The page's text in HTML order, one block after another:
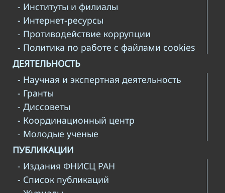
- Институты и филиалы
- Интернет-ресурсы
- Противодействие коррупции
- Политика по работе с файлами cookies
ДЕЯТЕЛЬНОСТЬ
- Научная и экспертная деятельность
- Гранты
- Диссоветы
- Координационный центр
- Молодые ученые
ПУБЛИКАЦИИ
- Издания ФНИСЦ РАН
- Список публикаций